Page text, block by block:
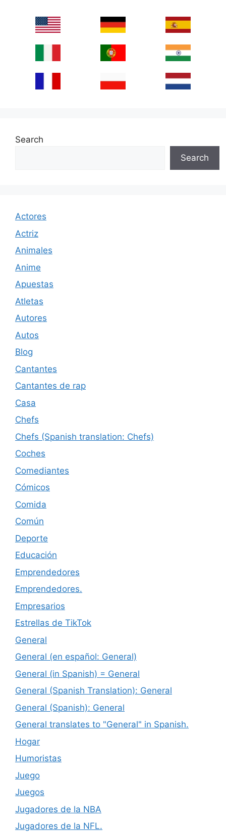
Search
Search
Actores
Actriz
Animales
Anime
Apuestas
Atletas
Autores
Autos
Blog
Cantantes
Cantantes de rap
Casa
Chefs
Chefs (Spanish translation: Chefs)
Coches
Comediantes
Cómicos
Comida
Común
Deporte
Educación
Emprendedores
Emprendedores.
Empresarios
Estrellas de TikTok
General
General (en español: General)
General (in Spanish) = General
General (Spanish Translation): General
General (Spanish): General
General translates to "General" in Spanish.
Hogar
Humoristas
Juego
Juegos
Jugadores de la NBA
Jugadores de la NFL.